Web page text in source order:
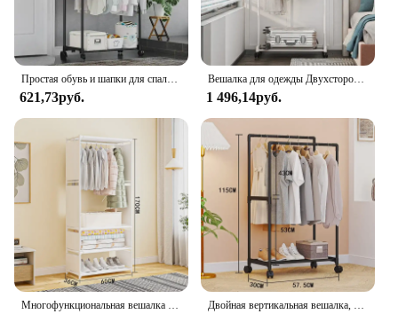
621,73руб.
Вешалка для одежды Двухсторонняя вешалка для одежды Передвижная вешалка для одежды для спальни с крючками Подвесной органайзер для одежды и колеса
1 496,14руб.